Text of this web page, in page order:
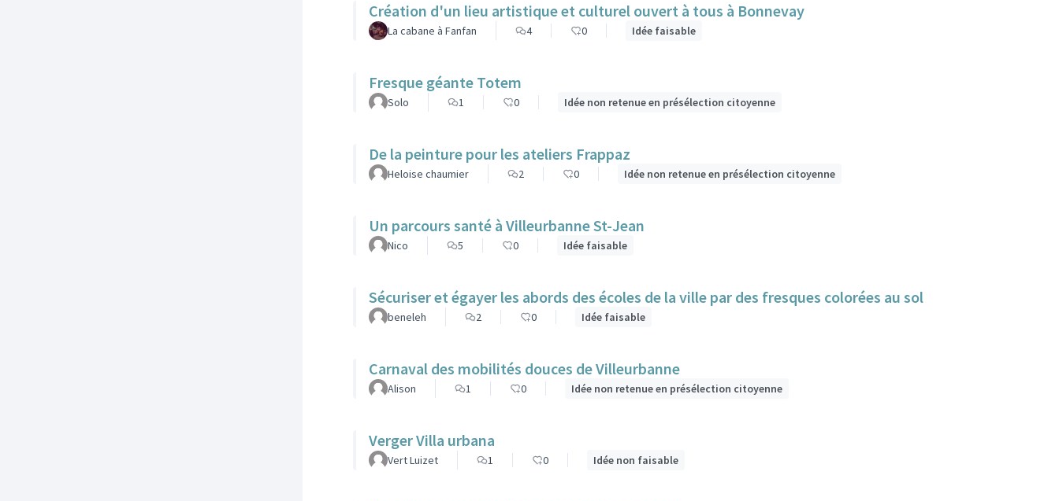
Création d'un lieu artistique et culturel ouvert à tous à Bonnevay
La cabane à Fanfan 4 0 Idée faisable
Fresque géante Totem
Solo 1 0 Idée non retenue en présélection citoyenne
De la peinture pour les ateliers Frappaz
Heloise chaumier 2 0 Idée non retenue en présélection citoyenne
Un parcours santé à Villeurbanne St-Jean
Nico 5 0 Idée faisable
Sécuriser et égayer les abords des écoles de la ville par des fresques colorées au sol
beneleh 2 0 Idée faisable
Carnaval des mobilités douces de Villeurbanne
Alison 1 0 Idée non retenue en présélection citoyenne
Verger Villa urbana
Vert Luizet 1 0 Idée non faisable